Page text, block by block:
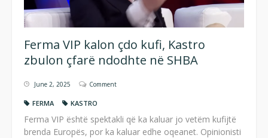
Ferma VIP kalon çdo kufi, Kastro
zbulon çfarë ndodhte në SHBA
June 2, 2025 Comment
FERMA KASTRO
Ferma VIP është spektakli që ka kaluar jo vetëm kufijtë
brenda Europës, por ka kaluar edhe oqeanet. Opinionisti